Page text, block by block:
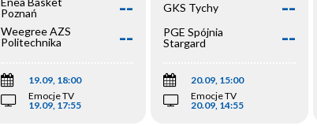
Poznań
--
Weegree AZS
Politechnika
--
19.09, 18:00
Emocje TV
19.09, 17:55
GKS Tychy --
PGE Spójnia
Stargard
--
20.09, 15:00
Emocje TV
20.09, 14:55